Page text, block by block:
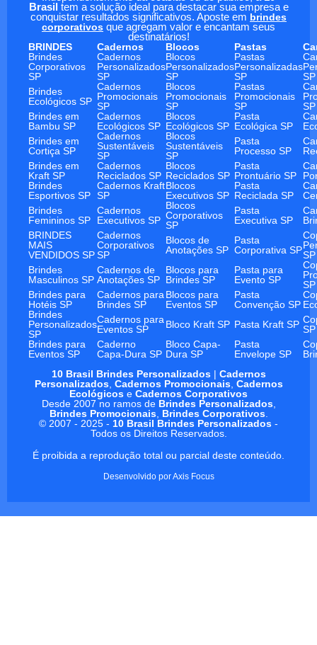
Brasil tem a solução ideal para destacar sua empresa e
conquistar resultados significativos. Aposte em brindes
corporativos que agregam valor e encantam seus
destinatários!
BRINDES
Cadernos Blocos Pastas
Brindes
Corporativos
SP
Cadernos
Personalizados
SP
Blocos
Personalizados
SP
Pastas
Personalizadas
SP
SP
Brindes
Ecológicos SP
Cadernos
Promocionais
SP
Blocos
Promocionais
SP
Pastas
Promocionais
SP
SP
Brindes em
Bambu SP
Cadernos
Ecológicos SP
Blocos
Ecológicos SP
Pasta
Ecológica SP
Brindes em
Cortiça SP
Cadernos
Sustentáveis
SP
Blocos
Sustentáveis
SP
Pasta
Processo SP
Brindes em
Kraft SP
Cadernos
Reciclados SP
Blocos
Reciclados SP
Pasta
Prontuário SP
Brindes
Esportivos SP
Cadernos Kraft
SP
Blocos
Executivos SP
Pasta
Reciclada SP
Brindes
Femininos SP
Cadernos
Executivos SP
Blocos
Corporativos
SP
Pasta
Executiva SP
BRINDES
MAIS
VENDIDOS SP
Cadernos
Corporativos
SP
Blocos de
Anotações SP
Pasta
Corporativa SPSP
Brindes
Masculinos SP
Cadernos de
Anotações SP
Blocos para
Brindes SP
Pasta para
Evento SP
SP
Brindes para
Hotéis SP
Cadernos para
Brindes SP
Blocos para
Eventos SP
Pasta
Convenção SP
Brindes
Personalizados
SP
Cadernos para
Eventos SP
Bloco Kraft SP Pasta Kraft SP SP
Brindes para
Eventos SP
Caderno
Capa-Dura SP
Bloco Capa-
Dura SP
Pasta
Envelope SP
10 Brasil Brindes Personalizados| Cadernos
Personalizados, Cadernos Promocionais, Cadernos
Ecológicos e Cadernos Corporativos
Desde 2007 no ramos de Brindes Personalizados,
Brindes Promocionais, Brindes Corporativos.
© 2007 - 2025 - 10 Brasil Brindes Personalizados -
Todos os Direitos Reservados.
É proibida a reprodução total ou parcial deste conteúdo.
Desenvolvido porAxis Focus